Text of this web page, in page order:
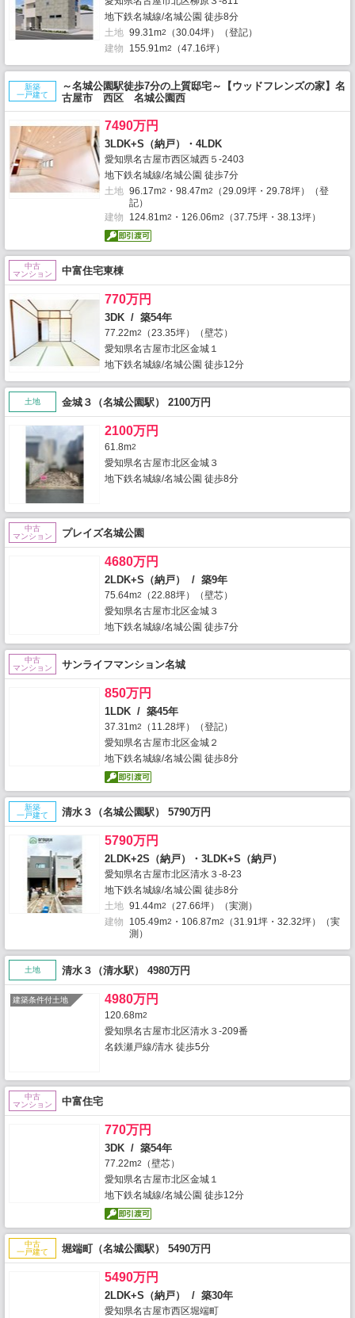
地下鉄名城線/名城公園 徒歩8分
土地 99.31m2
（30.04坪）（登記）
建物
155.91m2 （47.16坪）
新築
一戸建て
～名城公園駅徒歩7分の上質邸宅～【ウッドフレンズの家】名
古屋市 西区 名城公園西
7490万円
3LDK+S（納戸）・4LDK
愛知県名古屋市西区城西５-2403
地下鉄名城線/名城公園 徒歩7分
土地 96.17m2 ・98.47m2
（29.09坪・29.78坪）（登
記）
建物
124.81m2 ・126.06m2 （37.75坪・38.13坪）
中古
マンション
中富住宅東棟
770万円
3DK / 築54年
77.22m2
（23.35坪）（壁芯）
愛知県名古屋市北区金城１
地下鉄名城線/名城公園 徒歩12分
土地 金城３（名城公園駅） 2100万円
2100万円
61.8m2
愛知県名古屋市北区金城３
地下鉄名城線/名城公園 徒歩8分
中古
マンション
プレイズ名城公園
4680万円
2LDK+S（納戸） / 築9年
75.64m2
（22.88坪）（壁芯）
愛知県名古屋市北区金城３
地下鉄名城線/名城公園 徒歩7分
中古
マンション
サンライフマンション名城
850万円
1LDK / 築45年
37.31m2
（11.28坪）（登記）
愛知県名古屋市北区金城２
地下鉄名城線/名城公園 徒歩8分
新築
一戸建て
清水３（名城公園駅） 5790万円
5790万円
2LDK+2S（納戸）・3LDK+S（納戸）
愛知県名古屋市北区清水３-8-23
地下鉄名城線/名城公園 徒歩8分
土地 91.44m2
（27.66坪）（実測）
建物
105.49m2 ・106.87m2
（31.91坪・32.32坪）（実
測）
土地 清水３（清水駅） 4980万円
建築条件付土地 4980万円
120.68m2
愛知県名古屋市北区清水３-209番
名鉄瀬戸線/清水 徒歩5分
中古
マンション
中富住宅
770万円
3DK / 築54年
77.22m2
（壁芯）
愛知県名古屋市北区金城１
地下鉄名城線/名城公園 徒歩12分
中古
一戸建て
堀端町（名城公園駅） 5490万円
5490万円
2LDK+S（納戸） / 築30年
愛知県名古屋市西区堀端町